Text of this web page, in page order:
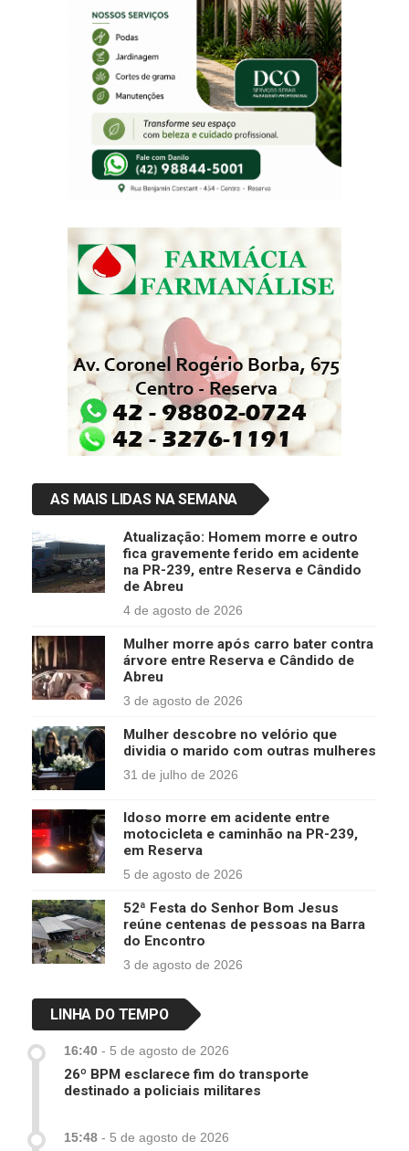
AS MAIS LIDAS NA SEMANA
Atualização: Homem morre e outro
fica gravemente ferido em acidente
na PR-239, entre Reserva e Cândido
de Abreu
4 de agosto de 2026
Mulher morre após carro bater contra
árvore entre Reserva e Cândido de
Abreu
3 de agosto de 2026
Mulher descobre no velório que
dividia o marido com outras mulheres
31 de julho de 2026
Idoso morre em acidente entre
motocicleta e caminhão na PR-239,
em Reserva
5 de agosto de 2026
52ª Festa do Senhor Bom Jesus
reúne centenas de pessoas na Barra
do Encontro
3 de agosto de 2026
LINHA DO TEMPO
16:40 - 5 de agosto de 2026
26º BPM esclarece fim do transporte
destinado a policiais militares
15:48 - 5 de agosto de 2026